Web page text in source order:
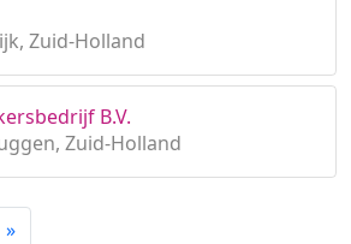
Zuid-Holland
B.V.
Zuid-Holland
»